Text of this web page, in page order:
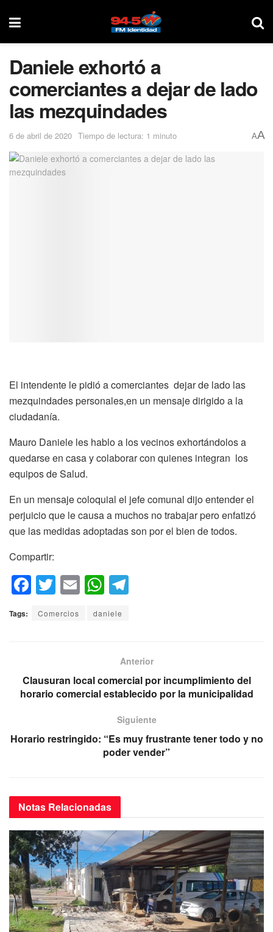
Daniele exhortó a
comerciantes a dejar de lado
las mezquindades
6 de abril de 2020 Tiempo de lectura: 1 minuto AA
El intendente le pidió a comerciantes dejar de lado las
mezquindades personales,en un mensaje dirigido a la
ciudadanía.
Mauro Daniele les hablo a los vecinos exhortándolos a
quedarse en casa y colaborar con quienes integran los
equipos de Salud.
En un mensaje coloquial el jefe comunal dijo entender el
perjuicio que le causa a muchos no trabajar pero enfatizó
que las medidas adoptadas son por el bien de todos.
Compartir:
F
a
c
o
o
T
wi
tt
E
ail
W
h
at
p
p
a
m
Tags: Comercios daniele
Anterior
Clausuran local comercial por incumplimiento del
horario comercial establecido por la municipalidad
Siguiente
Horario restringido: “Es muy frustrante tener todo y no
poder vender”
Notas Relacionadas